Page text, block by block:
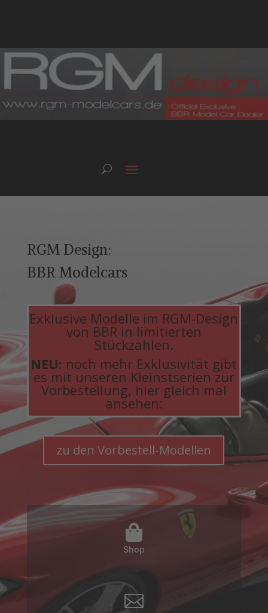
RGM Design:
BBR Modelcars
Exklusive Modelle im RGM-Design
von BBR in limitierten
Stückzahlen.
NEU: noch mehr Exklusivität gibt
es mit unseren Kleinstserien zur
Vorbestellung, hier gleich mal
ansehen:
zu den Vorbestell-Modellen

Shop
